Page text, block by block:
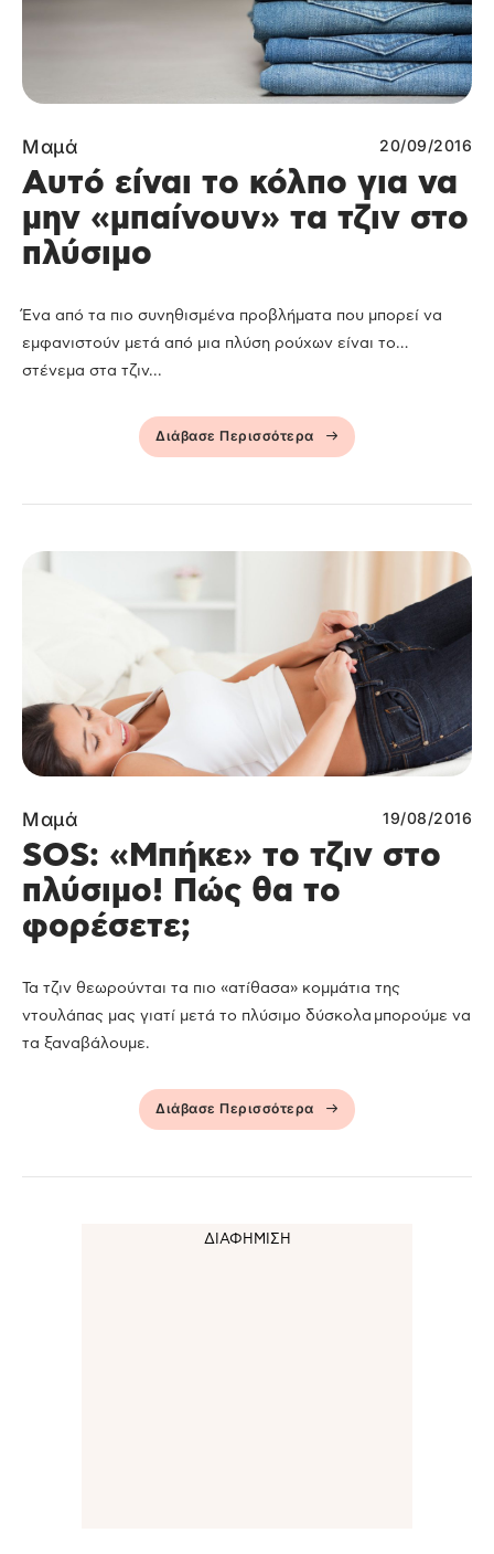
Μαμά 20/09/2016
Αυτό είναι το κόλπο για να
μην «μπαίνουν» τα τζιν στο
πλύσιμο
Ένα από τα πιο συνηθισμένα προβλήματα που μπορεί να
εμφανιστούν μετά από μια πλύση ρούχων είναι το…
στένεμα στα τζιν...
Διάβασε Περισσότερα
Μαμά 19/08/2016
SOS: «Μπήκε» το τζιν στο
πλύσιμο! Πώς θα το
φορέσετε;
Τα τζιν θεωρούνται τα πιο «ατίθασα» κομμάτια της
ντουλάπας μας γιατί μετά το πλύσιμο δύσκολα μπορούμε να
τα ξαναβάλουμε.
Διάβασε Περισσότερα